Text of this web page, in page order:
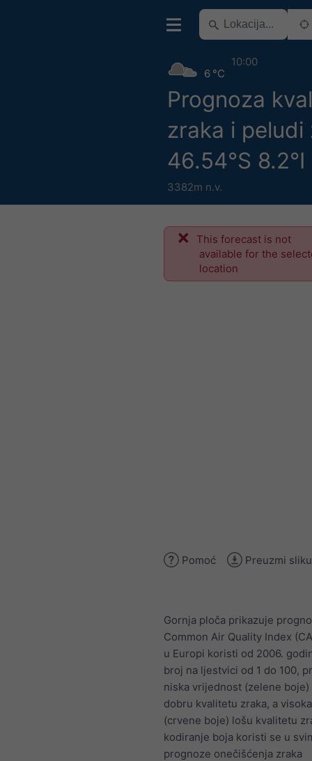
Prognoza
zraka i peludi
46.54°S 8.2°I
3382m n.v.
6 °C
10:00
This forecast is not
available for the
location
Pomoć Preuzmi sliku
Gornja ploča prikazuje
Common Air Quality Index
u Europi koristi od 2006.
broj na ljestvici od 1 do 100,
niska vrijednost (zelene boje)
dobru kvalitetu zraka, a
(crvene boje) lošu kvalitetu
kodiranje boja koristi se u
prognoze onečišćenja zraka